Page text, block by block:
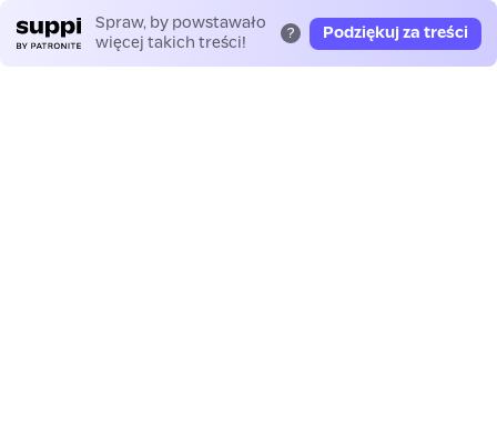
Spraw, by powstawało
więcej takich treści!
? Podziękuj za treści